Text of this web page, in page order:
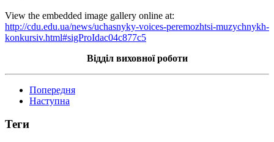
View the embedded image gallery online at:
http://cdu.edu.ua/news/uchasnyky-voices-peremozhtsi-muzychnykh-
konkursiv.html#sigProIdac04c877c5
Відділ виховної роботи
Попередня
Наступна
Теги